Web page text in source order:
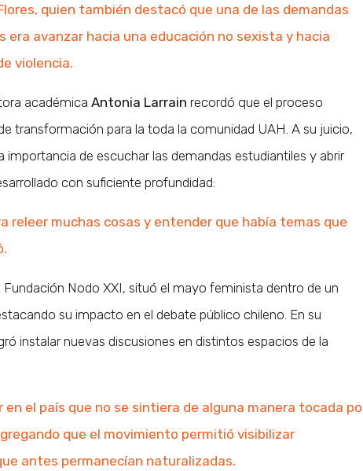
quien también destacó que una de las demandas
era avanzar hacia una educación no sexista y hacia
violencia.
académica Antonia Larrain recordó que el proceso
transformación para la toda la comunidad UAH. A su juicio,
de escuchar las demandas estudiantiles y abrir
con suficiente profundidad:
releer muchas cosas y entender que había temas que
Nodo XXI, situó el mayo feminista dentro de un
su impacto en el debate público chileno. En su
instalar nuevas discusiones en distintos espacios de la
el país que no se sintiera de alguna manera tocada
que el movimiento permitió visibilizar
antes permanecían naturalizadas.